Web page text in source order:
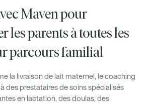
Maven pour
les parents à toutes les
parcours familial
la livraison de lait maternel, le coaching
des prestataires de soins spécialisés
en lactation, des doulas, des